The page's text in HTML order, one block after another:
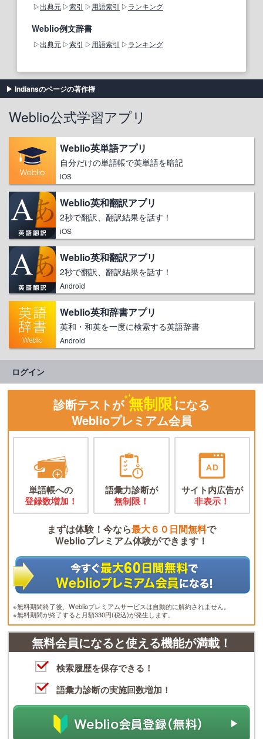
出典元 索引 用語索引 ランキング
Weblio例文辞書
出典元 索引 用語索引 ランキング
Indiansのページの著作権
Weblio公式学習アプリ
Weblio英単語アプリ
自分だけの単語帳で英単語を暗記
iOS
Weblio英和翻訳アプリ
2秒で翻訳、翻訳結果を話す！
iOS
Weblio英和翻訳アプリ
2秒で翻訳、翻訳結果を話す！
Android
Weblio英和辞書アプリ
英和・和英を一度に検索する英語辞書
Android
ログイン
診断テストが 無制限になる
Weblioプレミアム会員
単語帳への
登録数増加！
語彙力診断が
無制限！
サイト内広告が
非表示！
まずは体験！今なら最大６０日間無料で
Weblioプレミアム体験ができます！
※無料期間終了後、Weblioプレミアムサービスは自動的に解約されません。
※無料期間が終了すると月額330円(税込)が発生します。
無料会員になると使える機能が満載！
検索履歴を保存できる！
語彙力診断の実施回数増加！